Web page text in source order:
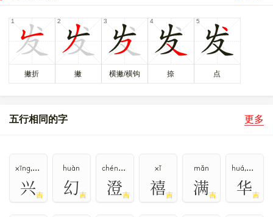
意文字 (基本汉字)
，10进制： 21457，UTF-32：
000053D1，UTF-8：E5 8F 91。
〔发〕字在 《通用规范汉字表》 一级字表 中，序号 ，属
用字
撇折 撇 横撇/横钩 捺 点
五行相同的字 更多
xīng,xìng
兴吉
huàn
幻吉
chéng,dèng
澄吉
xǐ
禧吉
mǎn
满吉
huá,huà,huā
华吉